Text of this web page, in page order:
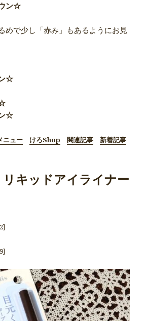
ン☆
めで少し「赤み」もあるようにお見
☆
☆
ニュー けろShop 関連記事 新着記事
キッドアイライナー